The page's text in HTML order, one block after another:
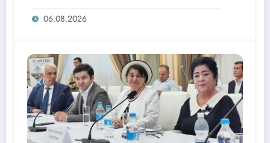
06.08.2026